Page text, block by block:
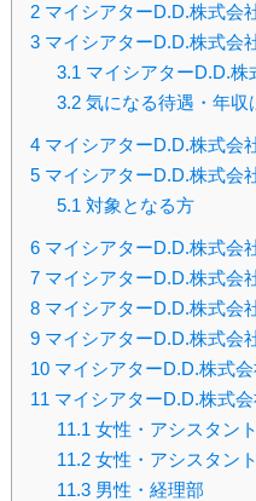
2 マイシアターD.D.株式会
3 マイシアターD.D.株式会
3.1 マイシアターD.D.株
3.2気になる待遇・年収
4 マイシアターD.D.株式会
5 マイシアターD.D.株式会
5.1 対象となる方
6 マイシアターD.D.株式会
7 マイシアターD.D.株式会
8 マイシアターD.D.株式会
9 マイシアターD.D.株式会
10 マイシアターD.D.株式
11 マイシアターD.D.株式
11.1 女性・アシスタント
11.2女性・アシスタント
11.3男性・経理部